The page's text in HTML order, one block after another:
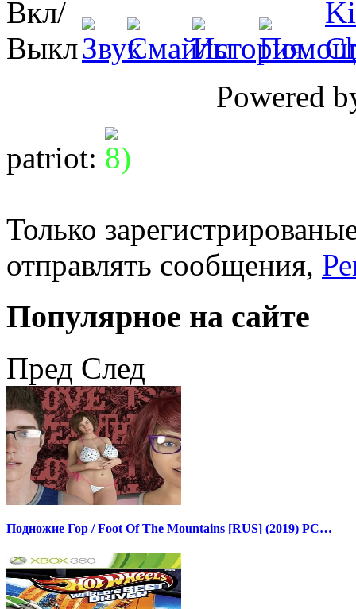
Powered
patriot:
Только
отправлять сообщения,
Популярное на сайте
Пред След
Подножие Гор / Foot Of The Mountains [RUS] (2019) PC…